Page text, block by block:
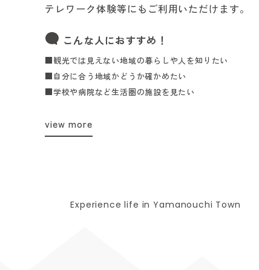
テレワーク体験等にもご利用いただけます。
こんな人におすすめ！
■観光では見えない地域の暮らしや人を知りたい
■自分に合う地域かどうか確かめたい
■学校や病院など生活圏の施設を見たい
view more
Experience life in Yamanouchi Town